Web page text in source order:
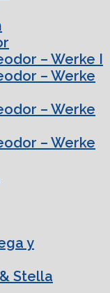
– Werke I
– Werke
– Werke
– Werke
y
Stella